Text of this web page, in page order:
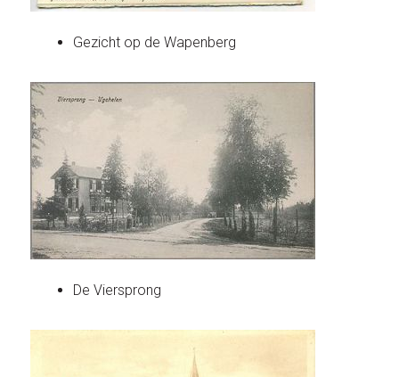
Gezicht op de Wapenberg
De Viersprong